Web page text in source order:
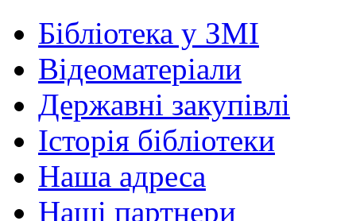
Бібліотека у ЗМІ
Відеоматеріали
Державні закупівлі
Історія бібліотеки
Наша адреса
Наші партнери